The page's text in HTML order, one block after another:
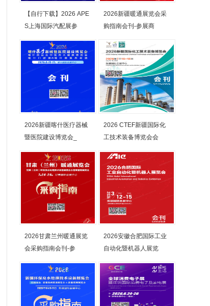
【自行下载】2026 APE
S上海国际汽配展参
2026新疆暖通展览会采
购指南会刊-参展商
2026新疆喀什医疗器械
暨医院建设博览会_
2026 CTEF新疆国际化
工技术装备博览会会
2026甘肃兰州暖通展览
会采购指南会刊-参
2026安徽合肥国际工业
自动化暨机器人展览